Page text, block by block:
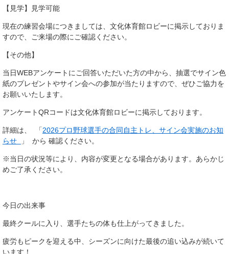
【見学】見学可能
現在の練習会場につきましては、文化体育館ロビーに掲示しておりま
すので、ご来場の際にご確認ください。
【その他】
当日WEBアンケートにご回答いただいた方の中から、抽選でサイン色
紙のプレゼントやサイン会への参加が当たりますので、ぜひご協力を
お願いいたします。
アンケートQRコードは文化体育館ロビーに掲示しております。
詳細は、 「2026プロ野球選手の合同自主トレ、サイン会実施のお知
らせ
」 から 確認ください。
※当日の状況等により、内容が変更となる場合があります。あらかじ
めご了承ください。
今日の出来事
最終クールに入り、選手たちの体も仕上がってきました。
疲労もピークを迎える中、シーズンに向けた最後の追い込みが続いて
います！